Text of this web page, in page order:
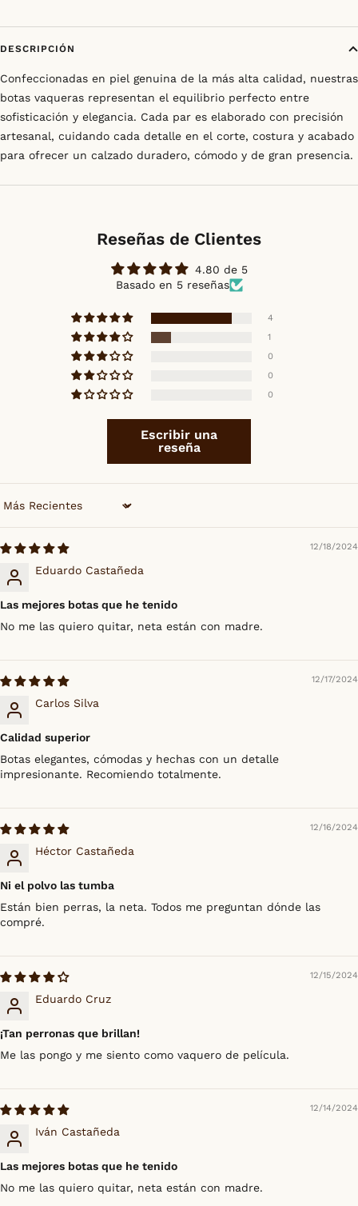
DESCRIPCIÓN
Confeccionadas en piel genuina de la más alta calidad, nuestras
botas vaqueras representan el equilibrio perfecto entre
sofisticación y elegancia. Cada par es elaborado con precisión
artesanal, cuidando cada detalle en el corte, costura y acabado
para ofrecer un calzado duradero, cómodo y de gran presencia.
Reseñas de Clientes
4.80 de 5
Basado en 5 reseñas
4
1
0
0
0
Escribir una
reseña
Sort by
12/18/2024
Eduardo Castañeda
Las mejores botas que he tenido
No me las quiero quitar, neta están con madre.
12/17/2024
Carlos Silva
Calidad superior
Botas elegantes, cómodas y hechas con un detalle
impresionante. Recomiendo totalmente.
12/16/2024
Héctor Castañeda
Ni el polvo las tumba
Están bien perras, la neta. Todos me preguntan dónde las
compré.
12/15/2024
Eduardo Cruz
¡Tan perronas que brillan!
Me las pongo y me siento como vaquero de película.
12/14/2024
Iván Castañeda
Las mejores botas que he tenido
No me las quiero quitar, neta están con madre.